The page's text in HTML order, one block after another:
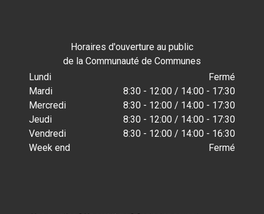
Horaires d'ouverture au public
de la Communauté de Communes
Lundi
Fermé
Mardi
8:30 - 12:00 / 14:00 - 17:30
Mercredi
8:30 - 12:00 / 14:00 - 17:30
Jeudi
8:30 - 12:00 / 14:00 - 17:30
Vendredi
8:30 - 12:00 / 14:00 - 16:30
Week end
Fermé